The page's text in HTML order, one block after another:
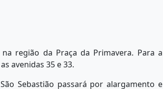
região da Praça da Primavera. Para a
avenidas 35 e 33.
Sebastião passará por alargamento e